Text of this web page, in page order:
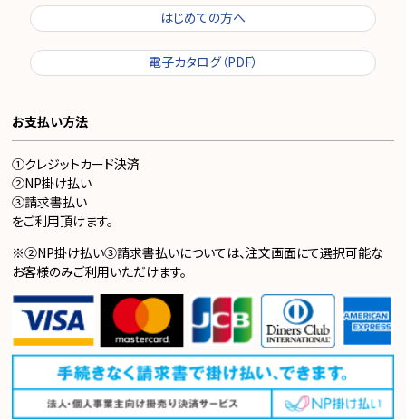
はじめての方へ
電子カタログ（PDF）
お支払い方法
①クレジットカード決済
②NP掛け払い
③請求書払い
をご利用頂けます。
※②NP掛け払い③請求書払いについては、注文画面にて選択可能な
お客様のみご利用いただけます。